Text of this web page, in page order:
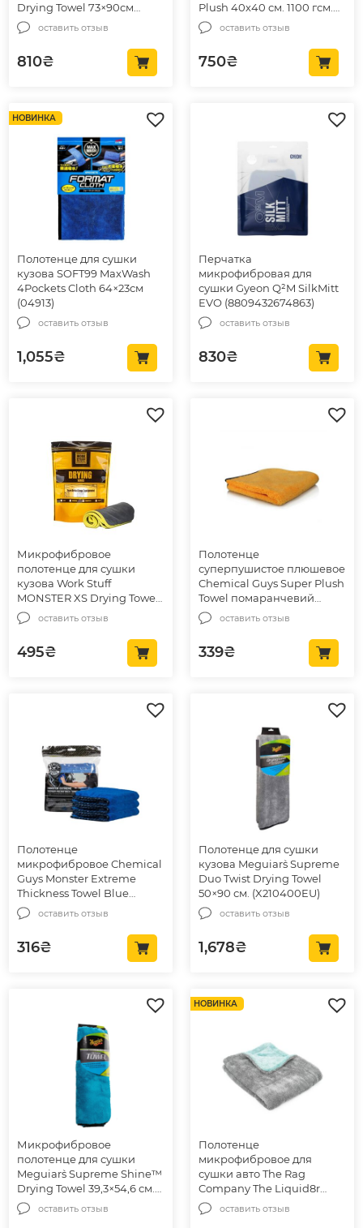
Drying Towel 73×90см
(WS071)оставить отзыв
810₴
Plush 40х40 см. 1100 гсм.
зеленый (T1100G)
оставить отзыв
750₴
НОВИНКА
Полотенце для сушки
кузова SOFT99 MaxWash
4Pockets Cloth 64×23см
(04913)
оставить отзыв
1,055₴
Перчатка
микрофибровая для
сушки Gyeon Q²M SilkMitt
EVO (8809432674863)
оставить отзыв
830₴
Микрофибровое
полотенце для сушки
кузова Work Stuff
MONSTER XS Drying Towel
55×50см (WS070)
оставить отзыв
495₴
Полотенце
суперпушистое плюшевое
Chemical Guys Super Plush
Towel помаранчевий
40×40см, 1шт. (MIC502)
оставить отзыв
339₴
Полотенце
микрофибровое Chemical
Guys Monster Extreme
Thickness Towel Blue
40×40 см, 1шт (MIC110)
оставить отзыв
316₴
Полотенце для сушки
кузова Meguiar`s Supreme
Duo Twist Drying Towel
50×90 см. (X210400EU)
оставить отзыв
1,678₴
Микрофибровое
полотенце для сушки
Meguiar`s Supreme Shine™
Drying Towel 39,3×54,6 см.
(X210100)оставить отзыв
НОВИНКА
Полотенце
микрофибровое для
сушки авто The Rag
Company The Liquid8r
50см*60см (RAG-213622)
оставить отзыв